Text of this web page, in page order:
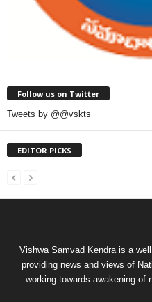
Follow us on Twitter
Tweets by @@vskts
EDITOR PICKS
Vishwa Samvad Kendra is a
providing news and views of
working towards awakening of